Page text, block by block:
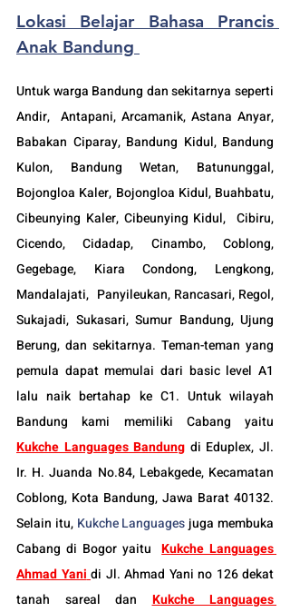
Lokasi Belajar Bahasa Prancis
Anak Bandung
Andir,  Antapani, Arcamanik, Astana Anyar,
Babakan Ciparay, Bandung Kidul, Bandung
Kulon, Bandung Wetan, Batununggal,
Bojongloa Kaler, Bojongloa Kidul, Buahbatu,
Cibeunying Kaler, Cibeunying Kidul,  Cibiru,
Cicendo, Cidadap, Cinambo, Coblong,
Gegebage, Kiara Condong, Lengkong,
Mandalajati,  Panyileukan, Rancasari, Regol,
Sukajadi, Sukasari, Sumur Bandung, Ujung
Berung, dan sekitarnya. Teman-teman yang
pemula dapat memulai dari basic level A1
lalu naik bertahap ke C1. Untuk wilayah
Kukche Languages Bandung di Eduplex, Jl.
Ir. H. Juanda No.84, Lebakgede, Kecamatan
Coblong, Kota Bandung, Jawa Barat 40132.
Selain itu, Kukche Languages juga membuka
Cabang di Bogor yaitu Kukche Languages
Ahmad Yani di Jl. Ahmad Yani no 126 dekat
tanah sareal dan Kukche Languages